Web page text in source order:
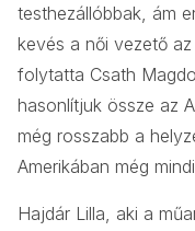
testhezállóbbak, ám
kevés a női vezető
folytatta Csath
hasonlítjuk össze az
még rosszabb a
Amerikában még
Hajdár Lilla, aki a